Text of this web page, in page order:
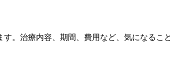
。治療内容、期間、費用など、気になる